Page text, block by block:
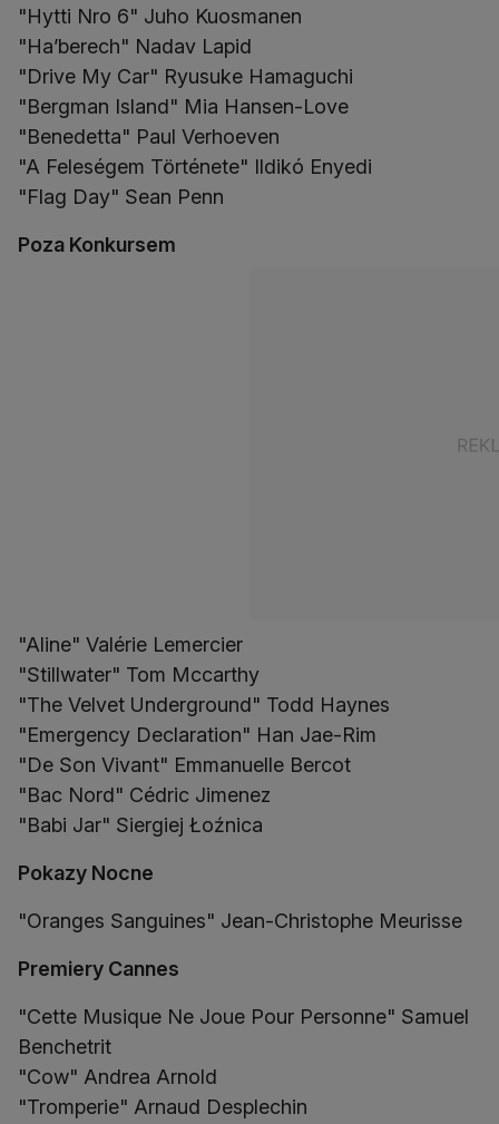
"Hytti Nro 6" Juho Kuosmanen
"Ha’berech" Nadav Lapid
"Drive My Car" Ryusuke Hamaguchi
"Bergman Island" Mia Hansen-Love
"Benedetta" Paul Verhoeven
"A Feleségem Története" Ildikó Enyedi
"Flag Day" Sean Penn
Poza Konkursem
"Aline" Valérie Lemercier
"Stillwater" Tom Mccarthy
"The Velvet Underground" Todd Haynes
"Emergency Declaration" Han Jae-Rim
"De Son Vivant" Emmanuelle Bercot
"Bac Nord" Cédric Jimenez
"Babi Jar" Siergiej Łoźnica
Pokazy Nocne
"Oranges Sanguines" Jean-Christophe Meurisse
Premiery Cannes
"Cette Musique Ne Joue Pour Personne" Samuel
Benchetrit
"Cow" Andrea Arnold
"Tromperie" Arnaud Desplechin